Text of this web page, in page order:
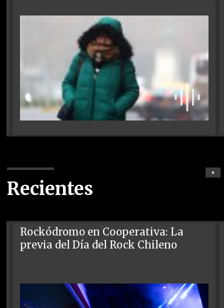
Recientes
+
Rockódromo en Cooperativa: La
previa del Día del Rock Chileno